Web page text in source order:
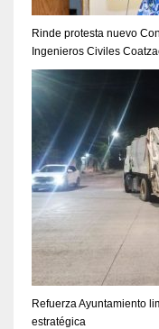
Rinde protesta nuevo
Ingenieros Civiles
Refuerza Ayuntamiento
estratégica